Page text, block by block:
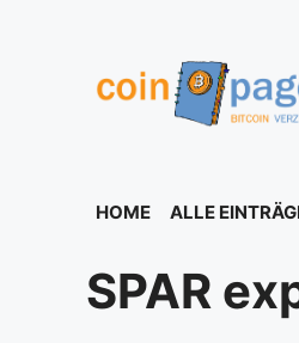
HOME ALLE
SPAR